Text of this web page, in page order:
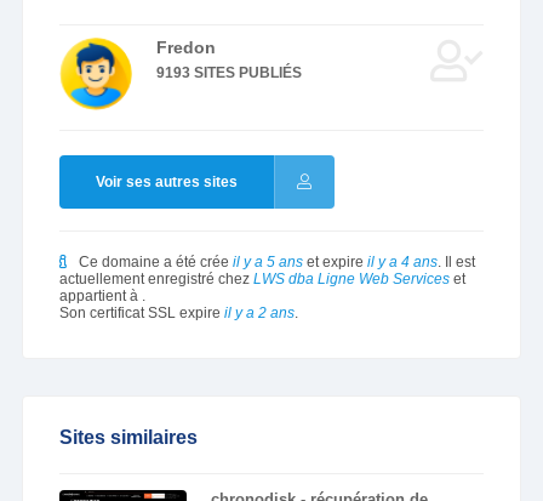
Fredon
9193 SITES PUBLIÉS
Voir ses autres sites
Ce domaine a été crée il y a 5 anset expire il y a 4 ans. Il est
actuellement enregistré chez LWS dba Ligne Web Serviceset
appartient à .
Son certificat SSL expire il y a 2 ans.
Sites similaires